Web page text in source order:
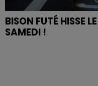
BISON FUTÉ HISSE
SAMEDI !